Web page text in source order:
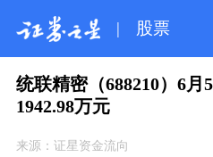
| 股票
统联精密（688210）6月
1942.98万元
来源： 证星资金流向